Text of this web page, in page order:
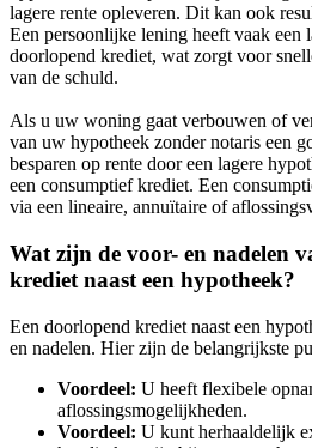
lagere rente opleveren. Dit kan ook
Een persoonlijke lening heeft vaak een
doorlopend krediet, wat zorgt voor
van de schuld.
Als u uw woning gaat verbouwen of
van uw hypotheek zonder notaris een
besparen op rente door een lagere
een consumptief krediet. Een
via een lineaire, annuïtaire of
Wat zijn de voor- en nadelen
krediet naast een hypotheek?
Een doorlopend krediet naast een
en nadelen. Hier zijn de belangrijkste
Voordeel: U heeft flexibele
aflossingsmogelijkheden.
Voordeel: U kunt herhaaldelijk